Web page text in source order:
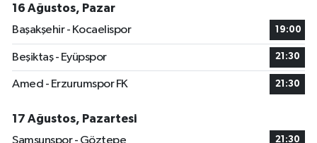
16 Ağustos, Pazar
Başakşehir - Kocaelispor
19:00
Beşiktaş - Eyüpspor 21:30
Amed - Erzurumspor FK 21:30
17 Ağustos, Pazartesi
Samsunspor - Göztepe
21:30